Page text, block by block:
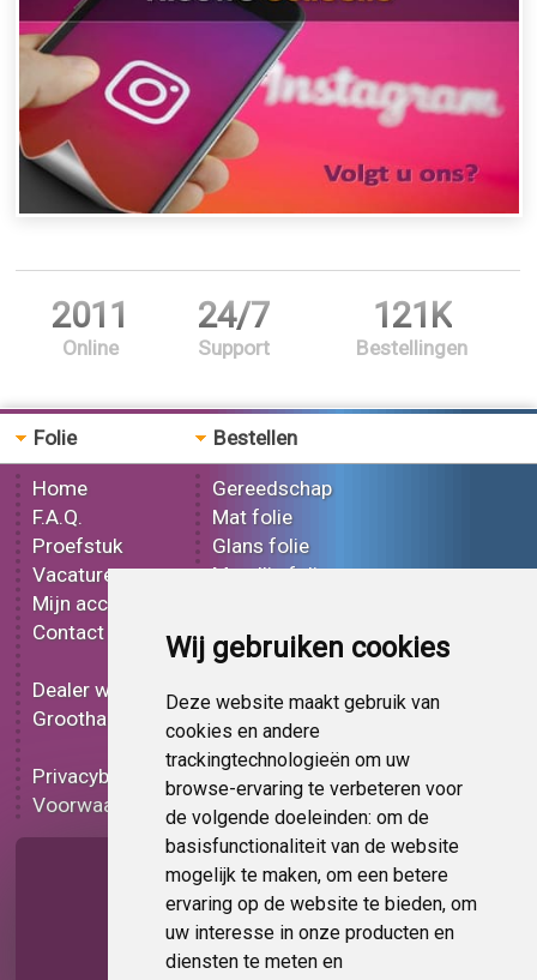
Wij gebruiken cookies
Deze website maakt gebruik van
cookies en andere
trackingtechnologieën om uw
browse-ervaring te verbeteren voor
de volgende doeleinden: om de
basisfunctionaliteit van de website
mogelijk te maken, om een betere
ervaring op de website te bieden, om
uw interesse in onze producten en
diensten te meten en
2011
Online
24/7
Support
121K
Bestellingen
Folie
Home
F.A.Q.
Proefstuk
Vacatures
Mijn account
Contact
Dealer worden
Groothandel
Privacybeleid
Voorwaarden
Bestellen
Gereedschap
Mat folie
Glans folie
Metallic folie
Effect folie
Bedrukt folie
Carbon folie
Tint folie
Functionele folie
Folie korting
Op bestelling
Pagina delen